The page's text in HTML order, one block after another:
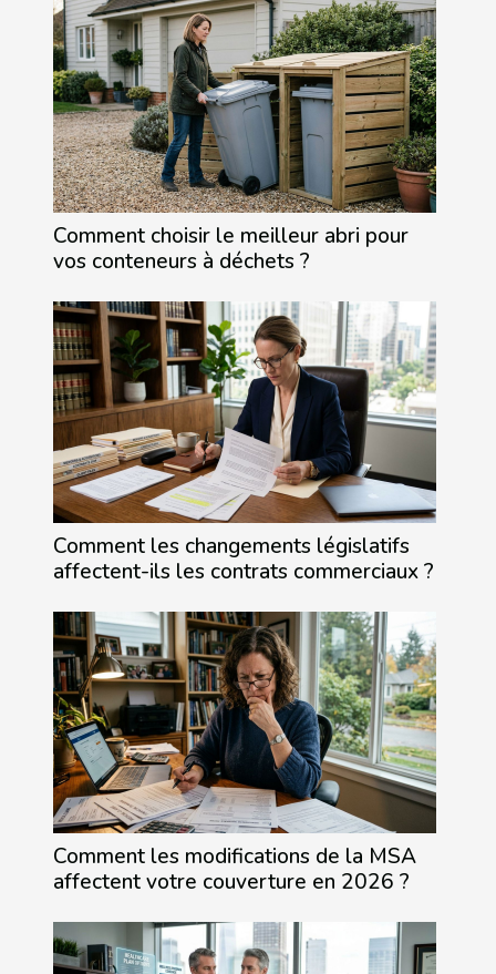
Comment choisir le meilleur abri pour
vos conteneurs à déchets ?
Comment les changements législatifs
affectent-ils les contrats commerciaux ?
Comment les modifications de la MSA
affectent votre couverture en 2026 ?